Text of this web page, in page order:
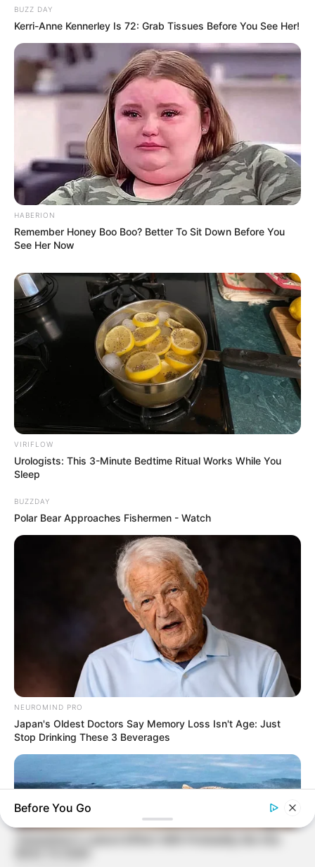
BUZZ DAY
Kerri-Anne Kennerley Is 72: Grab Tissues Before You See Her!
HABERION
Remember Honey Boo Boo? Better To Sit Down Before You
See Her Now
VIRIFLOW
Urologists: This 3-Minute Bedtime Ritual Works While You
Sleep
BUZZDAY
Polar Bear Approaches Fishermen - Watch
NEUROMIND PRO
Japan's Oldest Doctors Say Memory Loss Isn't Age: Just
Stop Drinking These 3 Beverages
Before You Go